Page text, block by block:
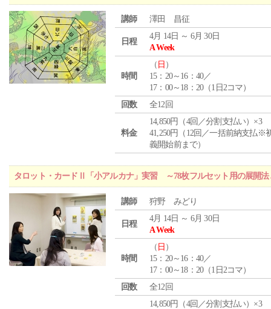
講師 澤田 昌征
日程
4月 14日 ～ 6月 30日
A Week
時間
（ 日 ）
15：20～16：40／
17：00～18：20（1日2コマ）
回数
全12回
料金
14,850円（4回／分割支払い）×3
41,250円（12回／一括前納支払※
義開始前まで）
タロット・カードⅡ「小アルカナ」実習 ～78枚フルセット用の展開法
講師 狩野 みどり
日程
4月 14日 ～ 6月 30日
A Week
時間
（ 日 ）
15：20～16：40／
17：00～18：20（1日2コマ）
回数
全12回
14,850円（4回／分割支払い）×3